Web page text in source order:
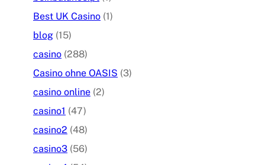
Best UK Casino (1)
blog (15)
casino (288)
Casino ohne OASIS (3)
casino online (2)
casino1 (47)
casino2 (48)
casino3 (56)